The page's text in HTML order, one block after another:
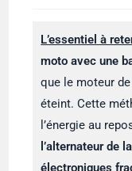
L’essentiel à
moto avec une
que le moteur
éteint. Cette
l’énergie au
l’alternateur de
électroniques